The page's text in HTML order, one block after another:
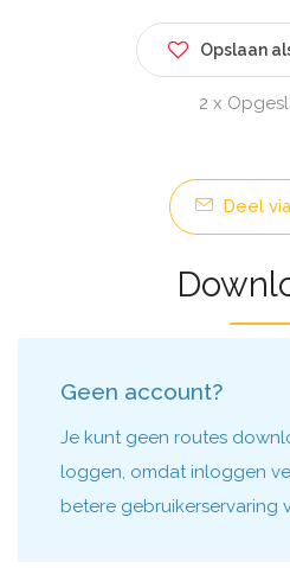
Opslaan
2 x
Deel
Geen account?
Je kunt geen routes
loggen, omdat inloggen
betere gebruikerservaring